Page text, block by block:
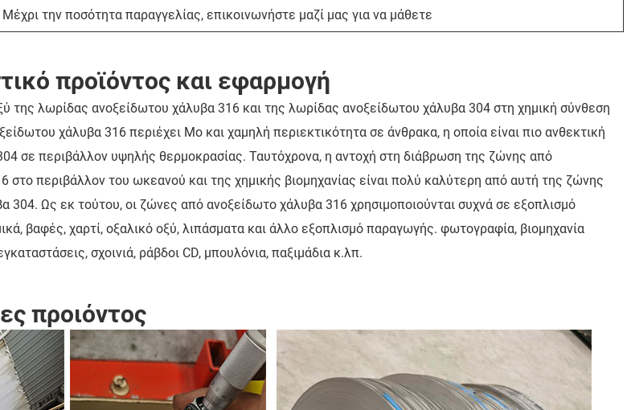
Μέχρι την ποσότητα παραγγελίας, επικοινωνήστε μαζί μας για να μάθετε
προϊόντος και εφαρμογή
της λωρίδας ανοξείδωτου χάλυβα 316 και της λωρίδας ανοξείδωτου χάλυβα 304 στη χημική σύνθεση
χάλυβα 316 περιέχει Mo και χαμηλή περιεκτικότητα σε άνθρακα, η οποία είναι πιο ανθεκτική
σε περιβάλλον υψηλής θερμοκρασίας. Ταυτόχρονα, η αντοχή στη διάβρωση της ζώνης από
στο περιβάλλον του ωκεανού και της χημικής βιομηχανίας είναι πολύ καλύτερη από αυτή της ζώνης
304. Ως εκ τούτου, οι ζώνες από ανοξείδωτο χάλυβα 316 χρησιμοποιούνται συχνά σε εξοπλισμό
βαφές, χαρτί, οξαλικό οξύ, λιπάσματα και άλλο εξοπλισμό παραγωγής. φωτογραφία, βιομηχανία
σχοινιά, ράβδοι CD, μπουλόνια, παξιμάδια κ.λπ.
προιόντος